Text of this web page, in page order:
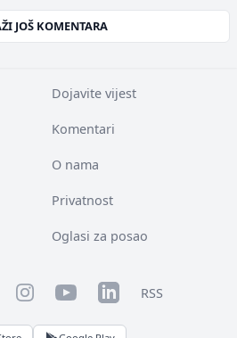
JOŠ KOMENTARA
Dojavite vijest
Komentari
O nama
Privatnost
Oglasi za posao
InstagramYouTubeLinkedInRSS